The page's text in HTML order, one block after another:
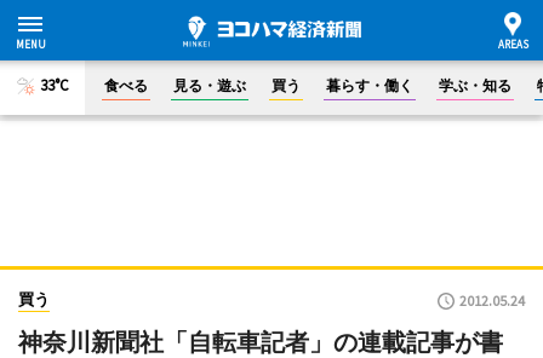
33°C 食べる 見る・遊ぶ 買う 暮らす・働く 学ぶ・知る
買う 2012.05.24
神奈川新聞社「自転車記者」の連載記事が書